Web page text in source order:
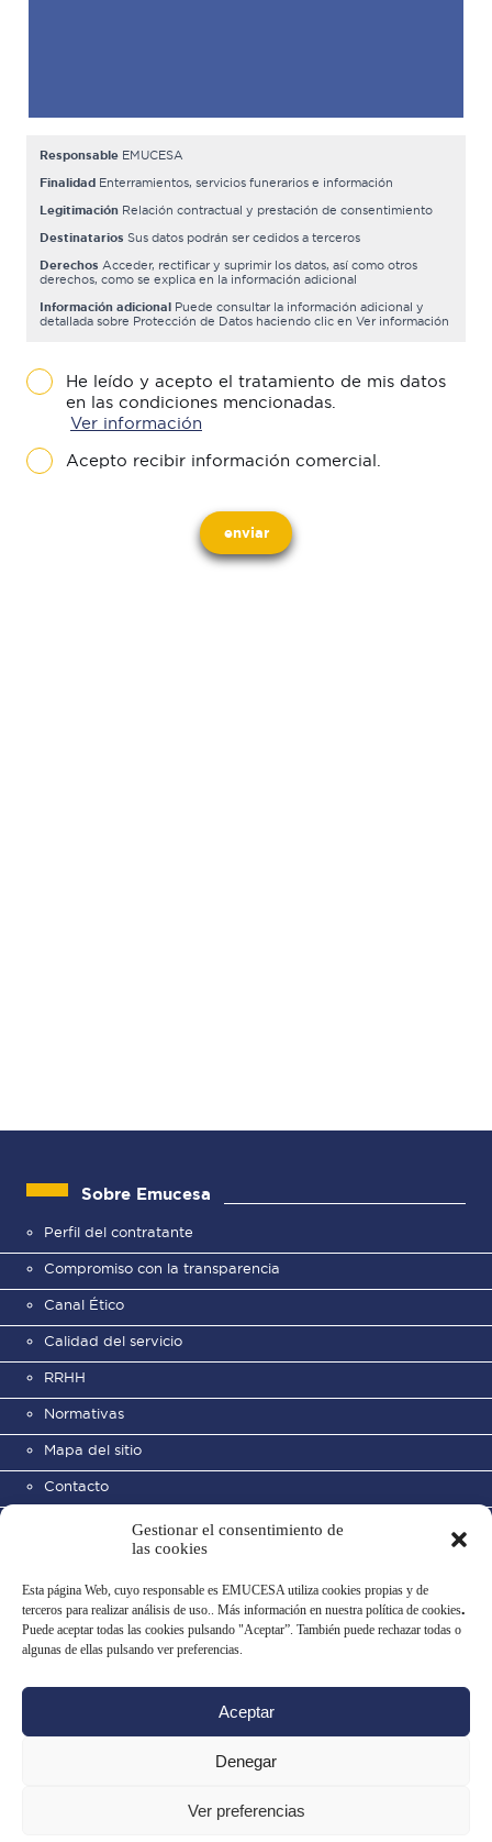
Gestionar el consentimiento de
las cookies
Esta página Web, cuyo responsable es EMUCESA utiliza cookies propias y de
terceros para realizar análisis de uso.. Más información en nuestra política de cookies.
Puede aceptar todas las cookies pulsando "Aceptar”. También puede rechazar todas o
algunas de ellas pulsando ver preferencias.
Aceptar
Denegar
Ver preferencias
Responsable EMUCESA
Finalidad Enterramientos, servicios funerarios e información
Legitimación Relación contractual y prestación de consentimiento
Destinatarios Sus datos podrán ser cedidos a terceros
Derechos Acceder, rectificar y suprimir los datos, así como otros
derechos, como se explica en la información adicional
Información adicional Puede consultar la información adicional y
detallada sobre Protección de Datos haciendo clic en Ver información
He leído y acepto el tratamiento de mis datos
en las condiciones mencionadas.
Ver información
Acepto recibir información comercial.
enviar
Cementerio Municipal de San
José
Sobre Emucesa
Perfil del contratante
Compromiso con la transparencia
Canal Ético
Calidad del servicio
RRHH
Normativas
Mapa del sitio
Contacto